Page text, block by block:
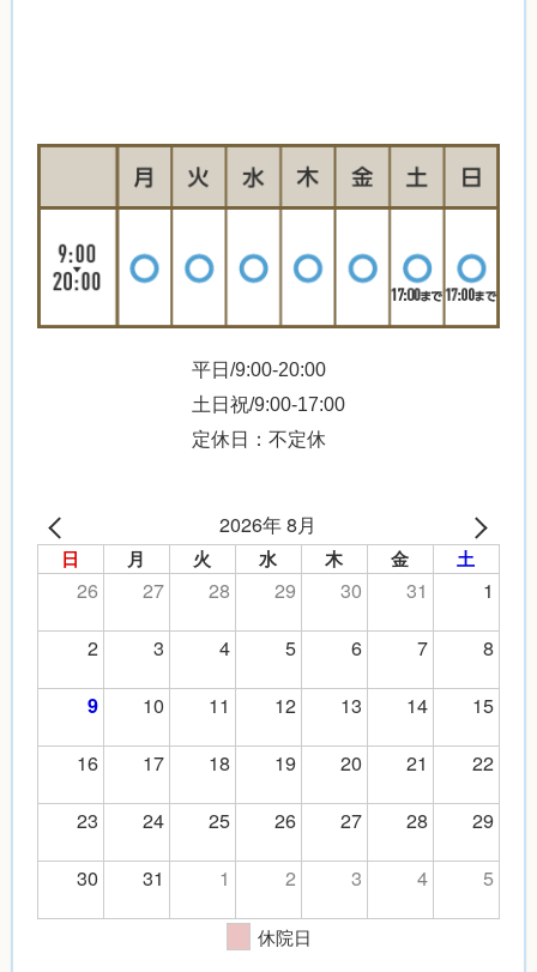
平日/9:00-20:00
土日祝/9:00-17:00
定休日：不定休
2026年 8月
日 月 火 水 木 金 土
26 27 28 29 30 31
1
2
3 4 5 6 7 8
9 10 11 12 13 14
15
16
17 18 19 20 21
22
23
24 25 26 27 28
29
30
31 1 2 3 4 5
休院日